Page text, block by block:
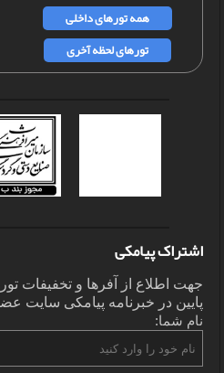
همه تورهای داخلی
تورهای لحظه آخری
اشتراک پیامکی
پایین در خبرنامه پیامکی سایت
نام شما: